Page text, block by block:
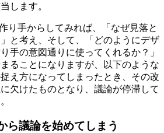
します。
り手からしてみれば、「なぜ見落と
と考え、そして、「どのようにデザ
手の意図通りに使ってくれるか？」
ることになりますが、以下のような
え方になってしまったとき、その改
欠けたものとなり、議論が停滞して
ら議論を始めてしまう